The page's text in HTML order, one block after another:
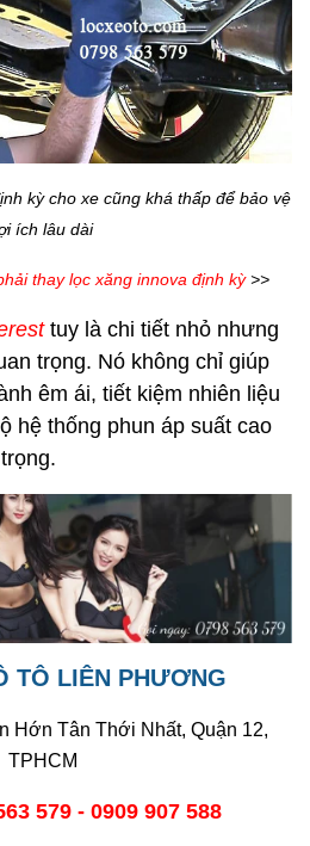
kỳ cho xe cũng khá thấp để bảo vệ
ích lâu dài
thay lọc xăng innova định kỳ>>
tuy là chi tiết nhỏ nhưng
trọng. Nó không chỉ giúp
êm ái, tiết kiệm nhiên liệu
hệ thống phun áp suất cao
TÔ LIÊN PHƯƠNG
Hớn Tân Thới Nhất, Quận 12,
TPHCM
579 - 0909 907 588